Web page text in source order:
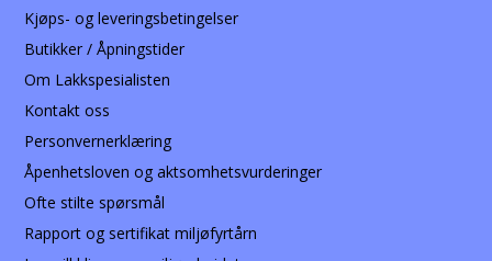
Kjøps- og leveringsbetingelser
Butikker / Åpningstider
Om Lakkspesialisten
Kontakt oss
Personvernerklæring
Åpenhetsloven og aktsomhetsvurderinger
Ofte stilte spørsmål
Rapport og sertifikat miljøfyrtårn